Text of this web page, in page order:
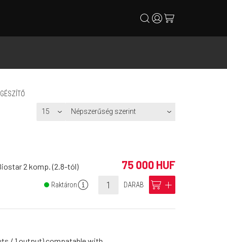
search usercart
2 komp. (2.8-tól) 75 000 HUF
Raktároninfo DARAB cart add